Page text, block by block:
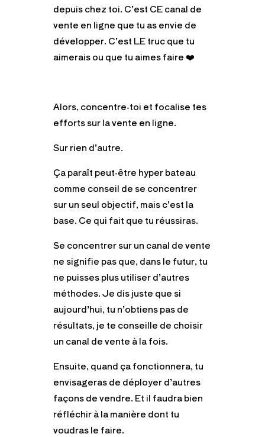
depuis chez toi. C’est CE canal de
vente en ligne que tu as envie de
développer. C’est LE truc que tu
aimerais ou que tu aimes faire❤️
Alors, concentre-toi et focalise tes
efforts sur la vente en ligne.
Sur rien d’autre.
Ça paraît peut-être hyper bateau
comme conseil de se concentrer
sur un seul objectif, mais c’est la
base. Ce qui fait que tu réussiras.
Se concentrer sur un canal de vente
ne signifie pas que, dans le futur, tu
ne puisses plus utiliser d’autres
méthodes. Je dis juste que si
aujourd’hui, tu n’obtiens pas de
résultats, je te conseille de choisir
un canal de vente à la fois.
Ensuite, quand ça fonctionnera, tu
envisageras de déployer d’autres
façons de vendre. Et il faudra bien
réfléchir à la manière dont tu
voudras le faire.